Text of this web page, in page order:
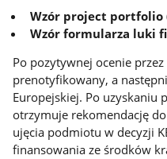
Wzór project portfolio
Wzór formularza luki
Po pozytywnej ocenie
prenotyfikowany, a
Europejskiej. Po uzyskaniu
otrzymuje rekomendację
ujęcia podmiotu w decyzji
finansowania ze środków